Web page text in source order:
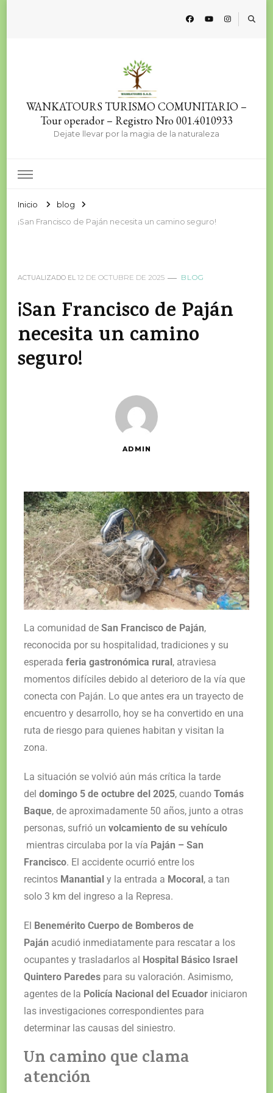
WANKATOURS TURISMO COMUNITARIO –
Tour operador – Registro Nro 001.4010933
Dejate llevar por la magia de la naturaleza
Inicio
blog
¡San Francisco de Paján necesita un camino seguro!
ACTUALIZADO EL 12 DE OCTUBRE DE 2025 BLOG
¡San Francisco de Paján
necesita un camino
seguro!
ADMIN
La comunidad de San Francisco de Paján,
reconocida por su hospitalidad, tradiciones y su
esperada feria gastronómica rural, atraviesa
momentos difíciles debido al deterioro de la vía que
conecta con Paján. Lo que antes era un trayecto de
encuentro y desarrollo, hoy se ha convertido en una
ruta de riesgo para quienes habitan y visitan la
zona.
La situación se volvió aún más crítica la tarde
del domingo 5 de octubre del 2025, cuando Tomás
Baque, de aproximadamente 50 años, junto a otras
personas, sufrió un volcamiento de su vehículo
mientras circulaba por la vía Paján – San
Francisco. El accidente ocurrió entre los
recintos Manantial y la entrada a Mocoral, a tan
solo 3 km del ingreso a la Represa.
El Benemérito Cuerpo de Bomberos de
Paján acudió inmediatamente para rescatar a los
ocupantes y trasladarlos al Hospital Básico Israel
Quintero Paredes para su valoración. Asimismo,
agentes de la Policía Nacional del Ecuador iniciaron
las investigaciones correspondientes para
determinar las causas del siniestro.
Un camino que clama
atención